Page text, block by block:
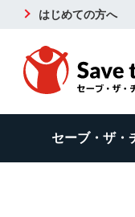
はじめての方へ
セーブ・ザ・